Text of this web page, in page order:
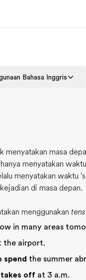
Daftar program
Bahasa Inggris
masa
menyatakan
menyatakan waktu
di masa depan.
menggunakan
in many areas
the airport.
spend the summer
takes off at 3 a.m.